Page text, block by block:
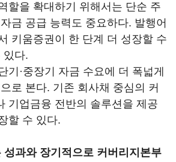
할을 확대하기 위해서는 단순 주
금 공급 능력도 중요하다. 발행어
키움증권이 한 단계 더 성장할 수
있다.
기·중장기 자금 수요에 더 폭넓게
로 본다. 기존 회사채 중심의 커
기업금융 전반의 솔루션을 제공
할 수 있다.
성과와 장기적으로 커버리지본부